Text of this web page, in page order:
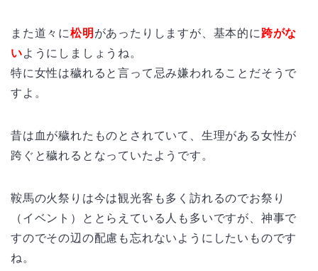
また道々に松明 があったりしますが、基本的に 跨がな
いようにしましょうね。
特に女性は穢れると言って忌み嫌われることだそうで
すよ。
昔は血が穢れたものとされていて、生理がある女性が
跨ぐと穢れるとなっていたようです。
鞍馬の火祭りは今は観光客も多く訪れるのでお祭り
（イベント）ととらえている人も多いですが、神事で
すのでその辺の配慮も忘れないようにしたいものです
ね。